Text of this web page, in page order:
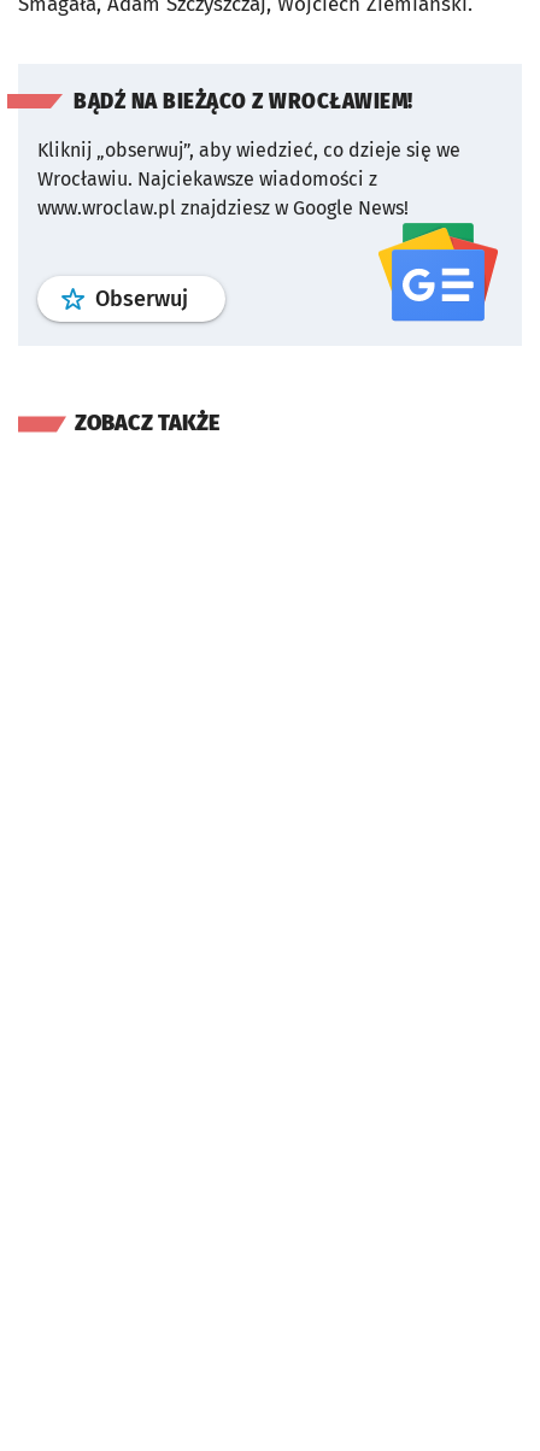
BĄDŹ NA BIEŻĄCO Z WROCŁAWIEM!
Kliknij „obserwuj”, aby wiedzieć, co dzieje się we
Wrocławiu. Najciekawsze wiadomości z
www.wroclaw.pl znajdziesz w Google News!
Obserwuj profil serwisu
ZOBACZ TAKŻE